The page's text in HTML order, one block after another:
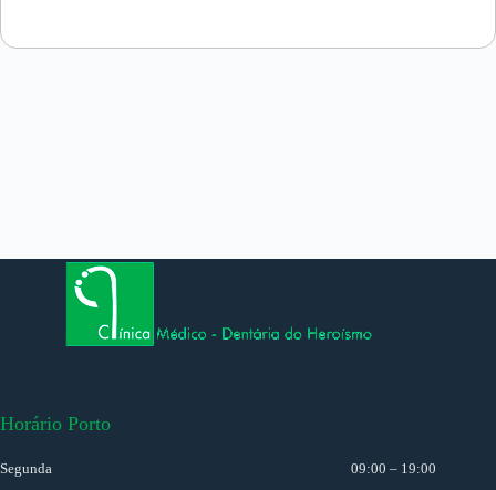
Horário Porto
Segunda
09:00 – 19:00